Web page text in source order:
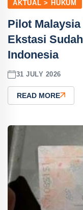
AKTUAL > HUKUM
Pilot
Ekstasi
Indonesia
31 JULY 2026
READ MORE